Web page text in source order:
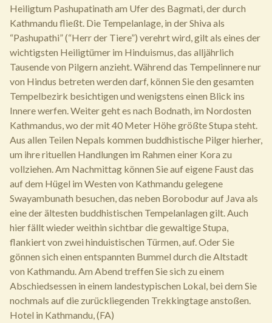
Heiligtum Pashupatinath am Ufer des Bagmati, der durch
Kathmandu fließt. Die Tempelanlage, in der Shiva als
“Pashupathi” (“Herr der Tiere”) verehrt wird, gilt als eines der
wichtigsten Heiligtümer im Hinduismus, das alljährlich
Tausende von Pilgern anzieht. Während das Tempelinnere nur
von Hindus betreten werden darf, können Sie den gesamten
Tempelbezirk besichtigen und wenigstens einen Blick ins
Innere werfen. Weiter geht es nach Bodnath, im Nordosten
Kathmandus, wo der mit 40 Meter Höhe größte Stupa steht.
Aus allen Teilen Nepals kommen buddhistische Pilger hierher,
um ihre rituellen Handlungen im Rahmen einer Kora zu
vollziehen. Am Nachmittag können Sie auf eigene Faust das
auf dem Hügel im Westen von Kathmandu gelegene
Swayambunath besuchen, das neben Borobodur auf Java als
eine der ältesten buddhistischen Tempelanlagen gilt. Auch
hier fällt wieder weithin sichtbar die gewaltige Stupa,
flankiert von zwei hinduistischen Türmen, auf. Oder Sie
gönnen sich einen entspannten Bummel durch die Altstadt
von Kathmandu. Am Abend treffen Sie sich zu einem
Abschiedsessen in einem landestypischen Lokal, bei dem Sie
nochmals auf die zurückliegenden Trekkingtage anstoßen.
Hotel in Kathmandu, (FA)